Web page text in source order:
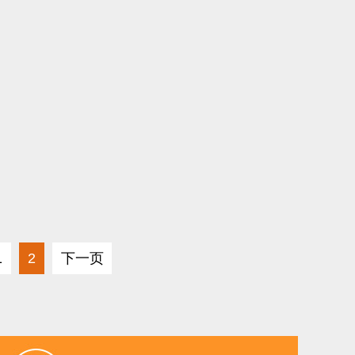
2 下一页